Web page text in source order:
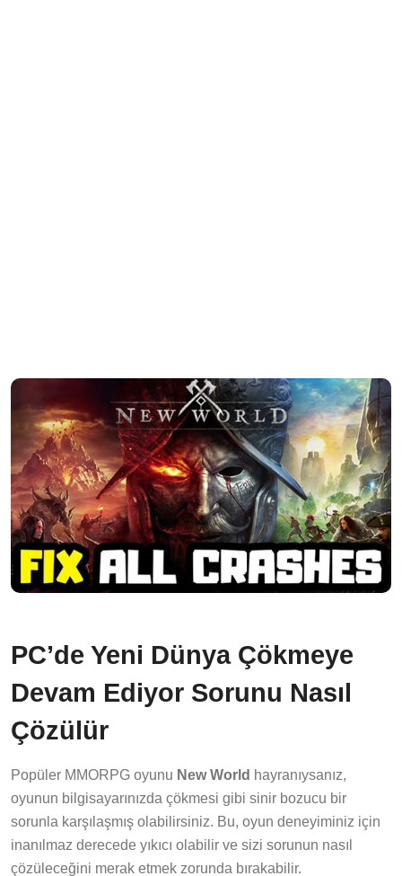
PC’de Yeni Dünya Çökmeye
Devam Ediyor Sorunu Nasıl
Çözülür
Popüler MMORPG oyunu New World hayranıysanız,
oyunun bilgisayarınızda çökmesi gibi sinir bozucu bir
sorunla karşılaşmış olabilirsiniz. Bu, oyun deneyiminiz için
inanılmaz derecede yıkıcı olabilir ve sizi sorunun nasıl
çözüleceğini merak etmek zorunda bırakabilir.